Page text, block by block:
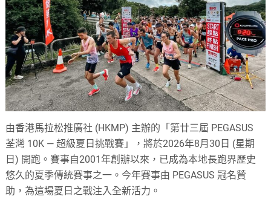
由香港馬拉松推廣社 (HKMP) 主辦的「第廿三屆 PEGASUS
荃灣 10K — 超級夏日挑戰賽」，將於2026年8月30日 (星期
日) 開跑。賽事自2001年創辦以來，已成為本地長跑界歷史
悠久的夏季傳統賽事之一。今年賽事由 PEGASUS 冠名贊
助，為這場夏日之戰注入全新活力。